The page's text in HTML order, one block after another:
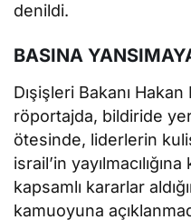
denildi.
BASINA
Dışişleri Bakanı Hakan
röportajda, bildiride yer
ötesinde, liderlerin
israil’in
kapsamlı kararlar
kamuoyuna